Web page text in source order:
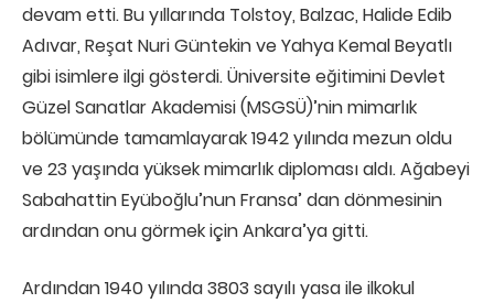
devam etti. Bu yıllarında Tolstoy, Balzac, Halide Edib
Adıvar, Reşat Nuri Güntekin ve Yahya Kemal Beyatlı
gibi isimlere ilgi gösterdi. Üniversite eğitimini Devlet
Güzel Sanatlar Akademisi (MSGSÜ)’nin mimarlık
bölümünde tamamlayarak 1942 yılında mezun oldu
ve 23 yaşında yüksek mimarlık diploması aldı. Ağabeyi
Sabahattin Eyüboğlu’nun Fransa’ dan dönmesinin
ardından onu görmek için Ankara’ya gitti.
Ardından 1940 yılında 3803 sayılı yasa ile ilkokul